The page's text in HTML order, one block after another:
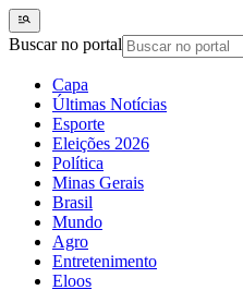
Buscar no portal
Capa
Últimas Notícias
Esporte
Eleições 2026
Política
Minas Gerais
Brasil
Mundo
Agro
Entretenimento
Eloos